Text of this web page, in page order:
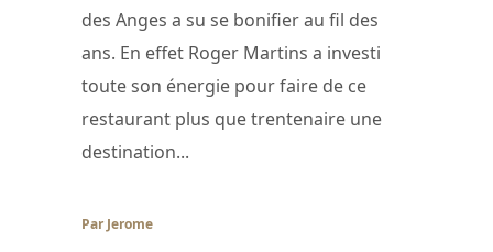
des Anges a su se bonifier au fil des
ans. En effet Roger Martins a investi
toute son énergie pour faire de ce
restaurant plus que trentenaire une
destination...
Par Jerome